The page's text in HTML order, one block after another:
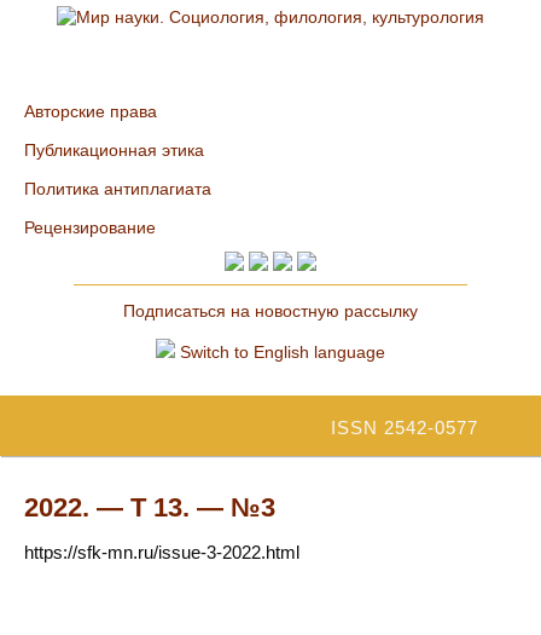
Авторские права
Публикационная этика
Политика антиплагиата
Рецензирование
Подписаться на новостную рассылку
Switch to English language
ISSN 2542-0577
2022. — Т 13. — №3
https://sfk-mn.ru/issue-3-2022.html